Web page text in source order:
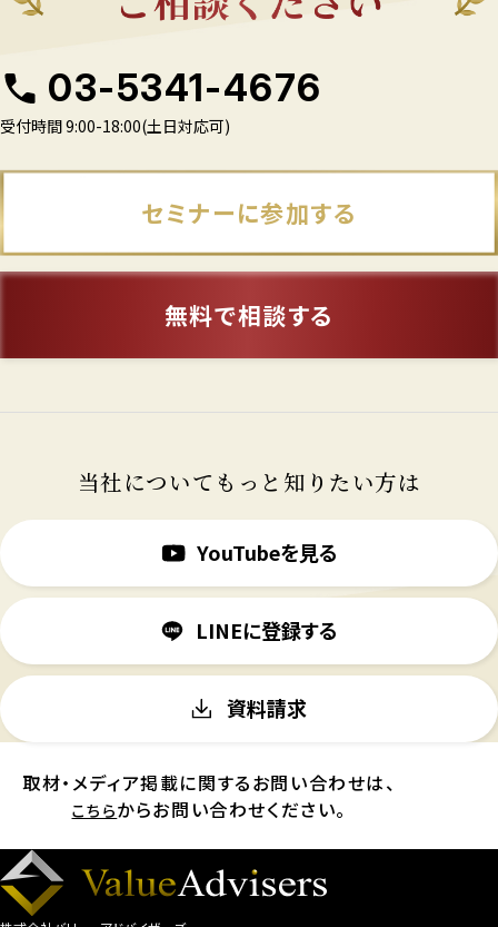
03-5341-4676
受付時間 9:00-18:00(土日対応可)
セミナーに参加する
無料で相談する
当社についてもっと知りたい方は
YouTubeを見る
LINEに登録する
資料請求
取材・メディア掲載に関するお問い合わせは、
こちらからお問い合わせください。